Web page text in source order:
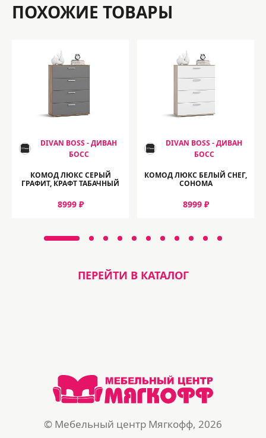
ПОХОЖИЕ ТОВАРЫ
DIVAN BOSS - ДИВАН
БОСС
КОМОД ЛЮКС СЕРЫЙ
ГРАФИТ, КРАФТ ТАБАЧНЫЙ
8999 ₽
DIVAN BOSS - ДИВАН
БОСС
КОМОД ЛЮКС БЕЛЫЙ СНЕГ,
СОНОМА
8999 ₽
ПЕРЕЙТИ В КАТАЛОГ
© Мебельный центр Мягкофф, 2026